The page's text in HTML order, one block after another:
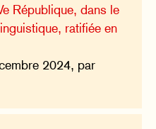
République, dans le
ratifiée en
2024, par